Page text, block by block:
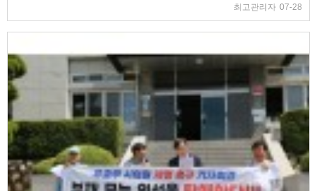
최고관리자 07-28